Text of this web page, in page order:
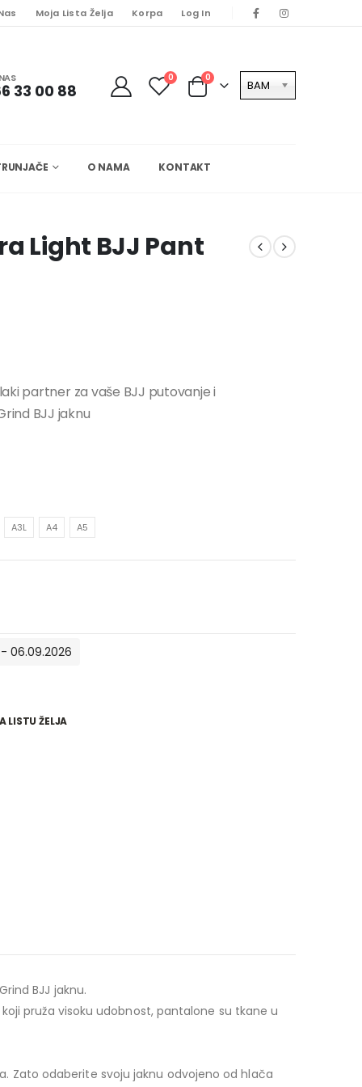
Moja Lista Želja Korpa Log In
33 00 88
0 0
BAM
O NAMA KONTAKT
Light BJJ Pant
partner za vaše BJJ putovanje i
BJJ jaknu
A3L A4 A5
06.09.2026
LISTU ŽELJA
BJJ jaknu.
koji pruža visoku udobnost, pantalone su tkane u
Zato odaberite svoju jaknu odvojeno od hlača